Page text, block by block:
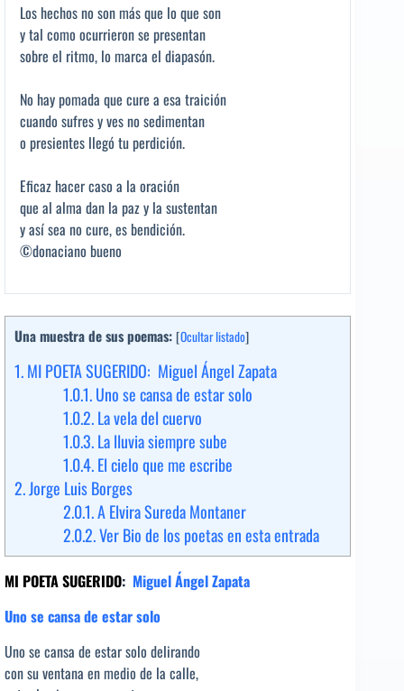
Los hechos no son más que lo que son
y tal como ocurrieron se presentan
sobre el ritmo, lo marca el diapasón.
No hay pomada que cure a esa traición
cuando sufres y ves no sedimentan
o presientes llegó tu perdición.
Eficaz hacer caso a la oración
que al alma dan la paz y la sustentan
y así sea no cure, es bendición.
©donaciano bueno
Una muestra de sus poemas: [Ocultar listado]
1.MI POETA SUGERIDO: Miguel Ángel Zapata
1.0.1.Uno se cansa de estar solo
1.0.2.La vela del cuervo
1.0.3.La lluvia siempre sube
1.0.4.El cielo que me escribe
2.Jorge Luis Borges
2.0.1.A Elvira Sureda Montaner
2.0.2.Ver Bio de los poetas en esta entrada
MI POETA SUGERIDO: Miguel Ángel Zapata
Uno se cansa de estar solo
Uno se cansa de estar solo delirando
con su ventana en medio de la calle,